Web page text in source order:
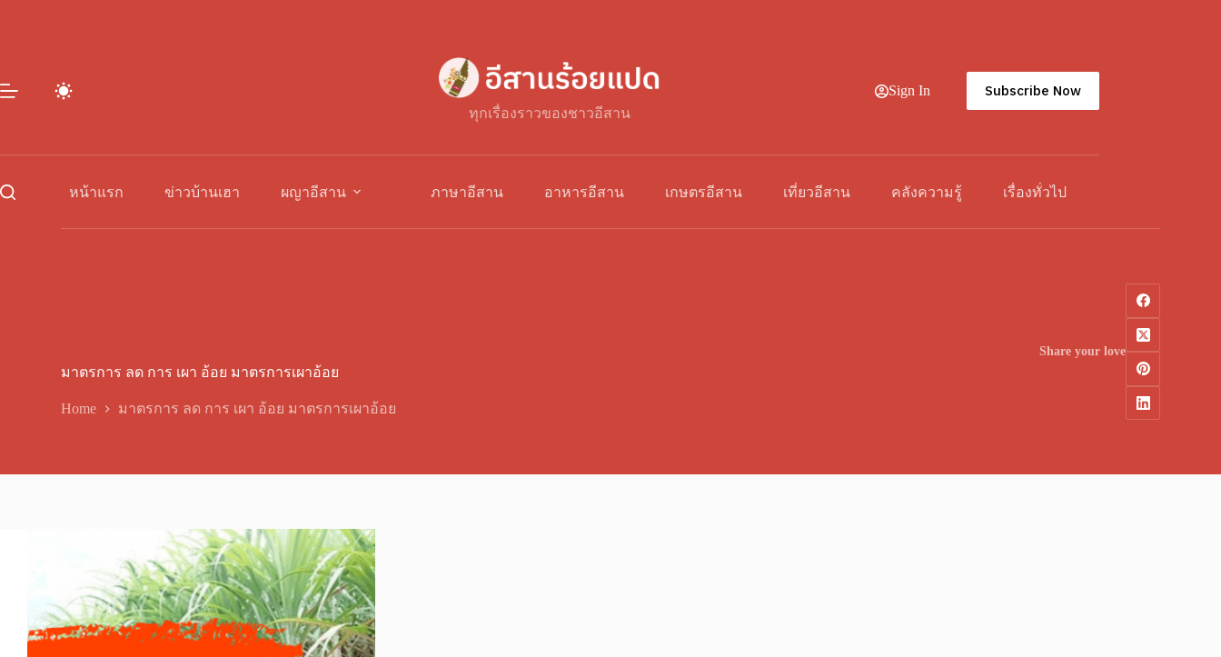
ทุกเรื่องราวของชาวอีสาน
Sign In Subscribe Now
หน้าแรก ข่าวบ้านเฮา ผญาอีสาน ภาษาอีสาน อาหารอีสาน เกษตรอีสาน เที่ยวอีสาน คลังความรู้ เรื่องทั่วไป
มาตรการ ลด การ เผา อ้อย มาตรการเผาอ้อย
Home มาตรการ ลด การ เผา อ้อย มาตรการเผาอ้อย
Share your love